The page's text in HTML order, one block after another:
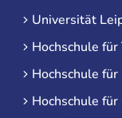
Universität
Hochschule
Hochschule
Hochschule